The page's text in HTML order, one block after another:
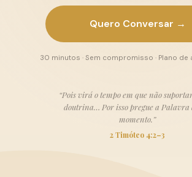
Quero Conversar →
30 minutos · Sem compromisso · Plano
“Pois virá o tempo em que não
doutrina… Por isso pregue a Palavra
momento.”
2 Timóteo 4:2–3